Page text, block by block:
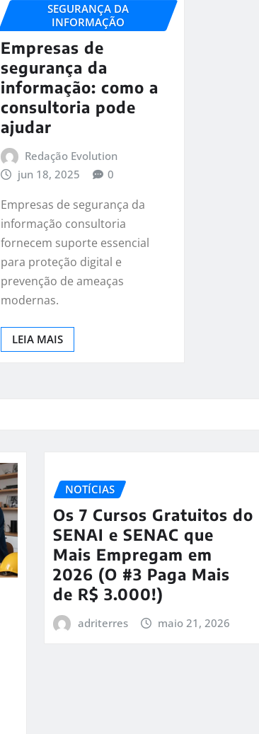
SEGURANÇA DA
INFORMAÇÃO
Empresas de
segurança da
informação: como a
consultoria pode
ajudar
Redação Evolution
jun 18, 2025
0
Empresas de segurança da
informação consultoria
fornecem suporte essencial
para proteção digital e
prevenção de ameaças
modernas.
LEIA MAIS
NOTÍCIAS
Os 7 Cursos Gratuitos do
SENAI e SENAC que
Mais Empregam em
2026 (O #3 Paga Mais
de R$ 3.000!)
adriterres maio 21, 2026